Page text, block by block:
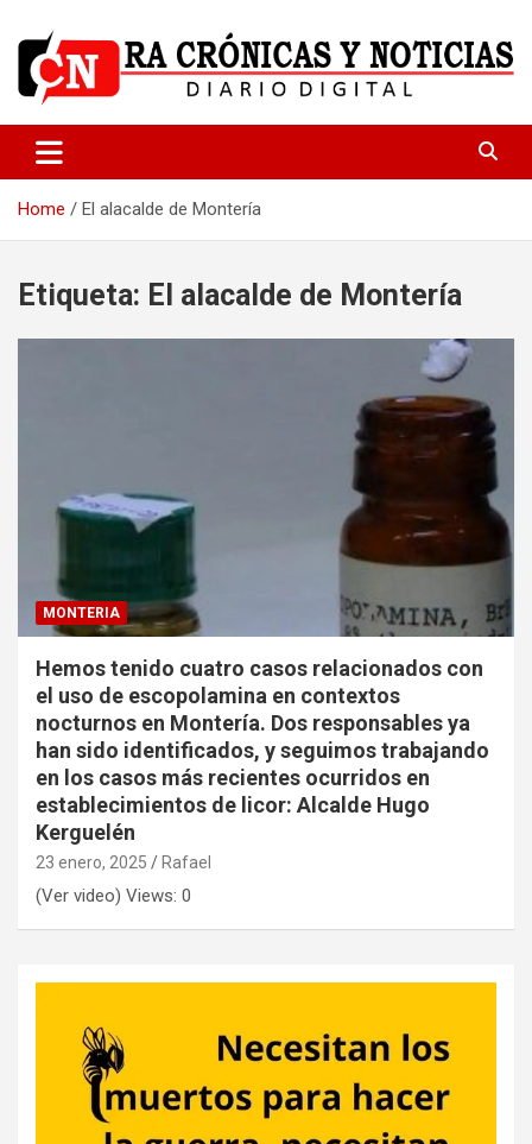
content
R.A Crónicas y Noticias
Home El alacalde de Montería
Etiqueta: El alacalde de Montería
MONTERIA
Hemos tenido cuatro casos relacionados con
el uso de escopolamina en contextos
nocturnos en Montería. Dos responsables ya
han sido identificados, y seguimos trabajando
en los casos más recientes ocurridos en
establecimientos de licor: Alcalde Hugo
Kerguelén
23 enero, 2025 Rafael
(Ver video) Views: 0